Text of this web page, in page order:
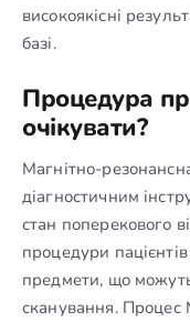
високоякісні
базі.
Процедура
очікувати?
Магнітно-
діагностичним
стан поперекового
процедури
предмети, що
сканування. Процес